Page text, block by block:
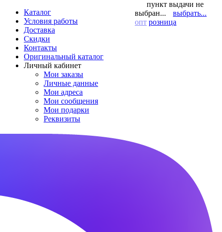
Каталог
Условия работы
Доставка
Скидки
Контакты
Оригинальный каталог
Личный кабинет
Мои заказы
Личные данные
Мои адреса
Мои сообщения
Мои подарки
Реквизиты
пункт выдачи не
выбран...
выбрать...
опт розница